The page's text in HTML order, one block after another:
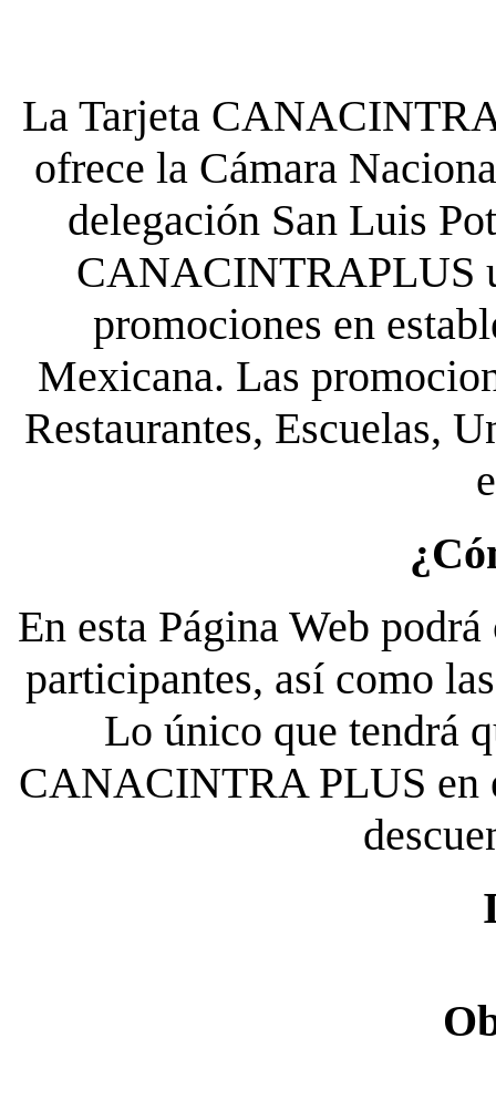
La Tarjeta
ofrece la Cámara
delegación San Luis
CANACINTRAPLUS
promociones en
Mexicana. Las
Restaurantes, Escuelas,
En esta Página Web
participantes, así como
Lo único que tendrá
CANACINTRA PLUS en